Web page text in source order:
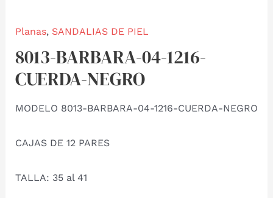
Planas, SANDALIAS DE PIEL
8013-BARBARA-04-1216-
CUERDA-NEGRO
MODELO 8013-BARBARA-04-1216-CUERDA-NEGRO
CAJAS DE 12 PARES
TALLA: 35 al 41